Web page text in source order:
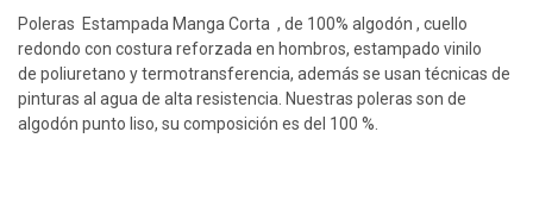
Poleras Estampada Manga Corta , de 100% algodón , cuello
redondo con costura reforzada en hombros, estampado vinilo
de poliuretano y termotransferencia, además se usan técnicas de
pinturas al agua de alta resistencia. Nuestras poleras son de
algodón punto liso, su composición es del 100 %.